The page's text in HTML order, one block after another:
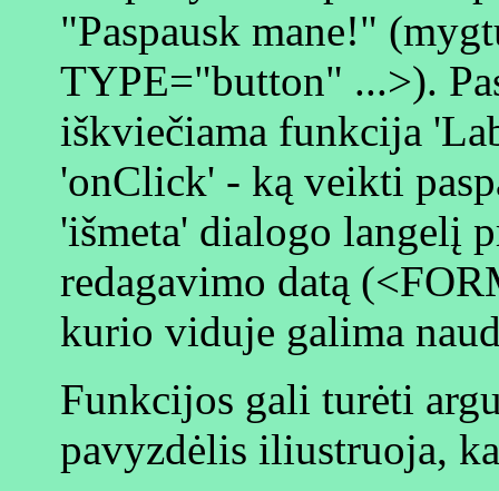
"Paspausk mane!"
TYPE="button" ...>).
iškviečiama funkcija
'onClick' - ką veikti
'išmeta' dialogo langelį
redagavimo datą
kurio viduje galima
Funkcijos gali turėti
pavyzdėlis iliustruoja,